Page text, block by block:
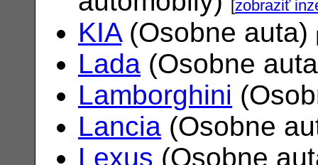
[zobraziť
KIA(Osobne auta)
Lada (Osobne
Lamborghini
Lancia (Osobne
Lexus (Osobne